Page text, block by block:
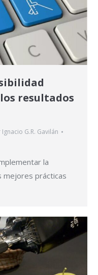
resultados
Ignacio G.R. Gavilán
la
mejores prácticas